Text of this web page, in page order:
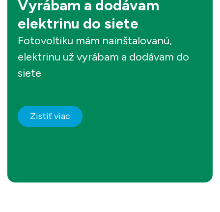
Vyrábam a dodávam
elektrinu do siete
Fotovoltiku mám nainštalovanú,
elektrinu už vyrábam a dodávam do
siete
Zistiť viac